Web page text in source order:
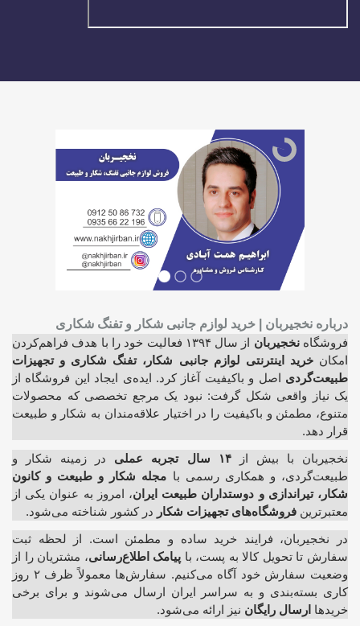
درباره نخجیربان | خرید لوازم جانبی شکار و تفنگ شکاری
فروشگاه نخجیربان
از سال ۱۳۹۴ فعالیت خود را با هدف فراهم‌کردن
امکان خرید اینترنتی لوازم جانبی شکار، تفنگ شکاری و تجهیزات
طبیعت‌گردی اصل و باکیفیت آغاز کرد. ایده‌ی ایجاد این فروشگاه از
یک نیاز واقعی شکل گرفت: نبود یک مرجع تخصصی که محصولات
متنوع، مطمئن و باکیفیت را در اختیار علاقه‌مندان به شکار و طبیعت
قرار دهد.
نخجیربان با بیش از
۱۴ سال تجربه عملی
در زمینه شکار و
طبیعت‌گردی، و همکاری رسمی با مجله شکار و طبیعت و کانون
شکار، تیراندازی و دوستداران طبیعت ایران، امروز به عنوان یکی از
معتبرترین فروشگاه‌های تجهیزات شکار در کشور شناخته می‌شود.
در نخجیربان، فرایند خرید ساده و مطمئن است. از لحظه ثبت
سفارش تا تحویل کالا به پست، با پیامک اطلاع‌رسانی، مشتریان را از
وضعیت سفارش خود آگاه می‌کنیم. سفارش‌ها معمولاً ظرف ۲ روز
کاری بسته‌بندی و به سراسر ایران ارسال می‌شوند و برای برخی
خریدها ارسال رایگان نیز ارائه می‌شود.